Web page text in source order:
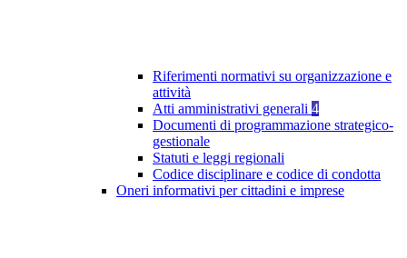
Riferimenti normativi su organizzazione e
attività
Atti amministrativi generali 4
Documenti di programmazione strategico-
gestionale
Statuti e leggi regionali
Codice disciplinare e codice di condotta
Oneri informativi per cittadini e imprese